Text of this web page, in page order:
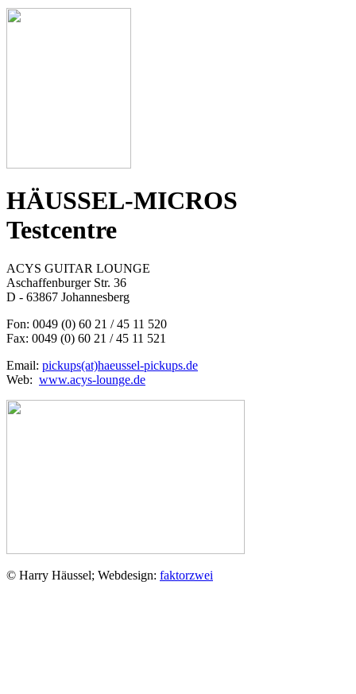
HÄUSSEL-MICROS
Testcentre
ACYS GUITAR LOUNGE
Aschaffenburger Str. 36
D - 63867 Johannesberg
Fon: 0049 (0) 60 21 / 45 11 520
Fax: 0049 (0) 60 21 / 45 11 521
Email: pickups(at)haeussel-pickups.de
Web: www.acys-lounge.de
© Harry Häussel; Webdesign: faktorzwei